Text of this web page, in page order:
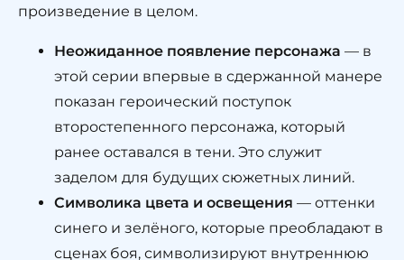
произведение в целом.
Неожиданное появление персонажа — в
этой серии впервые в сдержанной манере
показан героический поступок
второстепенного персонажа, который
ранее оставался в тени. Это служит
заделом для будущих сюжетных линий.
Символика цвета и освещения — оттенки
синего и зелёного, которые преобладают в
сценах боя, символизируют внутреннюю